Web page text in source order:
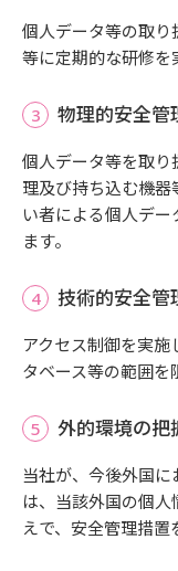
個人データ等の取り
等に定期的な研修を
物理的安全管
個人データ等を取
理及び持ち込む機
い者による個人デ
ます。
技術的安全管
アクセス制御を実
タベース等の範囲を
外的環境の把
当社が、今後外国
は、当該外国の個
えで、安全管理措置